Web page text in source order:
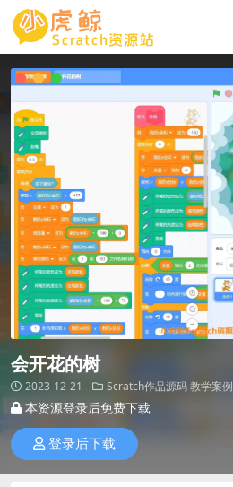
会开花的树
2023-12-21 Scratch作品源码教学案例
本资源登录后免费下载
登录后下载